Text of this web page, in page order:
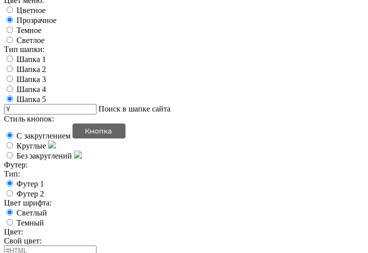
Цветное
Прозрачное
Темное
Светлое
Тип шапки:
Шапка 1
Шапка 2
Шапка 3
Шапка 4
Шапка 5
Поиск в шапке сайта
Стиль кнопок:
С закруглением
Круглые
Без закруглений
Футер:
Тип:
Футер 1
Футер 2
Цвет шрифта:
Светлый
Темный
Цвет:
Свой цвет: